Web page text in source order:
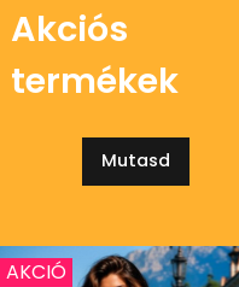
Akciós
termékek
Mutasd
AKCIÓ